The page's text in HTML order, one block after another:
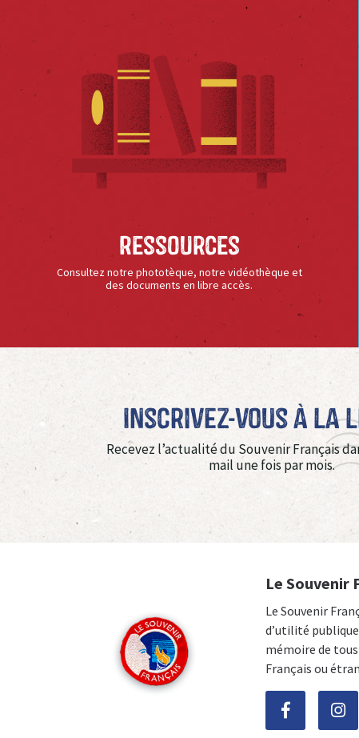
Ressources
Consultez notre phototèque, notre vidéothèque et
des documents en libre accès.
Inscrivez-vous à La
Recevez l’actualité du Souvenir Français
mail une fois par mois.
Le Souvenir
Le Souvenir
d’utilité
mémoire de
Français ou